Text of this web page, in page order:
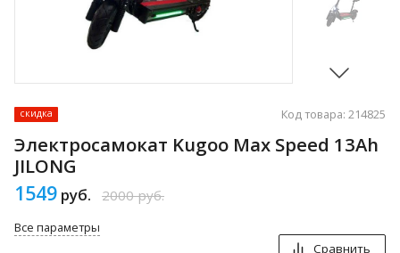
скидка Код товара: 214825
Электросамокат Kugoo Max Speed 13Ah
JILONG
1549 руб. 2000руб.
Все параметры
Сравнить